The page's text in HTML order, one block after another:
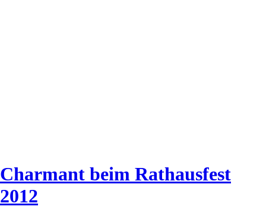
Charmant beim Rathausfest
2012